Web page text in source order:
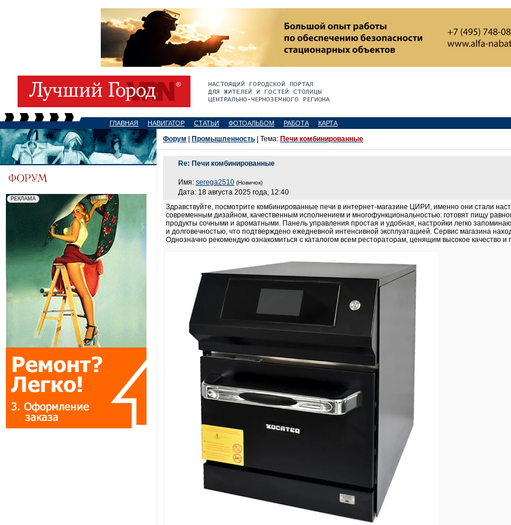
ГЛАВНАЯ НАВИГАТОР СТАТЬИ ФОТОАЛЬБОМ РАБОТА КАРТА
Форум Промышленность | Тема: Печи комбинированные
Re: Печи комбинированные
Имя: serega2510 (Новичок)
Дата: 18 августа 2025 года, 12:40
Здравствуйте, посмотрите комбинированные печи в интернет-магазине ЦИРИ, именно они стали
современным дизайном, качественным исполнением и многофункциональностью: готовят пищу
продукты сочными и ароматными. Панель управления простая и удобная, настройки легко
и долговечностью, что подтверждено ежедневной интенсивной эксплуатацией. Сервис магазина
Однозначно рекомендую ознакомиться с каталогом всем рестораторам, ценящим высокое качество и